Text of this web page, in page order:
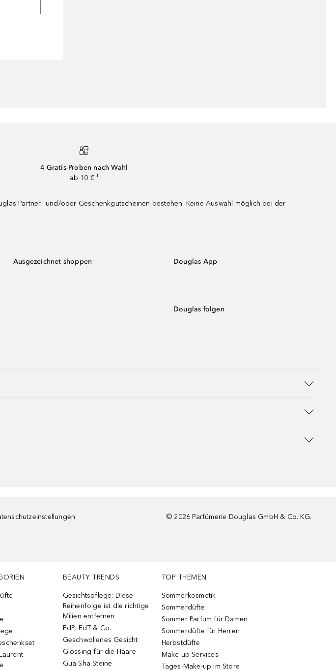
4 Gratis-Proben nach Wahl
ab 10 € ¹
Partner" und/oder Geschenkgutscheinen bestehen. Keine Auswahl möglich bei der
Ausgezeichnet shoppen Douglas App
Douglas folgen
© 2026 Parfümerie Douglas GmbH & Co. KG.
BEAUTY TRENDS
Gesichtspflege: Diese
Reihenfolge ist die richtige
Milien entfernen
EdP, EdT & Co.
Geschwollenes Gesicht
Glossing für die Haare
Gua Sha Steine
TOP THEMEN
Sommerkosmetik
Sommerdüfte
Sommer Parfum für Damen
Sommerdüfte für Herren
Herbstdüfte
Make-up-Services
Tages-Make-up im Store